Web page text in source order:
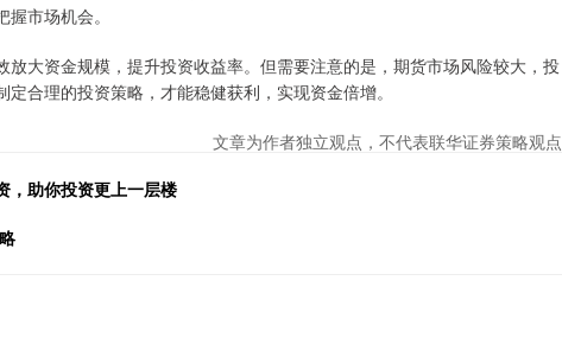
市场机会。
大资金规模，提升投资收益率。但需要注意的是，期货市场风险较大，投
合理的投资策略，才能稳健获利，实现资金倍增。
文章为作者独立观点，不代表联华证券策略观点
，助你投资更上一层楼